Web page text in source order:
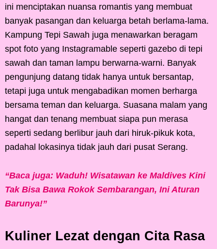
ini menciptakan nuansa romantis yang membuat
banyak pasangan dan keluarga betah berlama-lama.
Kampung Tepi Sawah juga menawarkan beragam
spot foto yang Instagramable seperti gazebo di tepi
sawah dan taman lampu berwarna-warni. Banyak
pengunjung datang tidak hanya untuk bersantap,
tetapi juga untuk mengabadikan momen berharga
bersama teman dan keluarga. Suasana malam yang
hangat dan tenang membuat siapa pun merasa
seperti sedang berlibur jauh dari hiruk-pikuk kota,
padahal lokasinya tidak jauh dari pusat Serang.
“Baca juga: Waduh! Wisatawan ke Maldives Kini
Tak Bisa Bawa Rokok Sembarangan, Ini Aturan
Barunya!”
Kuliner Lezat dengan Cita Rasa